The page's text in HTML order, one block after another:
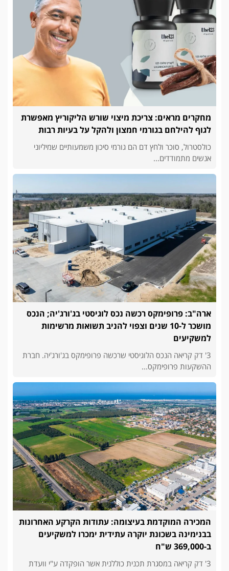
מחקרים מראים: צריכת מיצוי שורש הליקוריץ מאפשרת
לגוף להילחם בגורמי חמצון ולהקל על בעיות רבות
כולסטרול, סוכר ולחץ דם הם גורמי סיכון משמעותיים שמיליוני
אנשים מתמודדים...
ארה"ב: פרופימקס רכשה נכס לוגיסטי בג'ורג'יה; הנכס
מושכר ל-10 שנים וצפוי להניב תשואות מרשימות
למשקיעים
3' דק קריאה הנכס הלוגיסטי שרכשה פרופימקס בג'ורג'יה. חברת
ההשקעות פרופימקס...
המכירה המוקדמת בעיצומה: עתודות הקרקע האחרונות
בבנימינה בשכונת יוקרה עתידית ימכרו למשקיעים
ב-369,000 ש"ח
3' דק קריאה במסגרת תכנית כוללנית אשר הופקדה ע"י וועדת